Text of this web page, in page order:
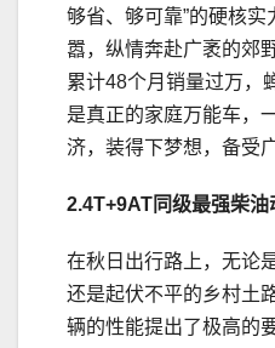
够省、够可靠”的硬核
嚣，纵情奔赴广袤的郊
累计48个月销量过万，
是真正的家庭万能车，
济，装得下梦想，备受
2.4T+9AT同级最强柴油
在秋日出行路上，无论
还是起伏不平的乡村土
辆的性能提出了极高的